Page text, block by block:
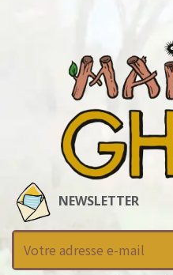
NEWSLETTER